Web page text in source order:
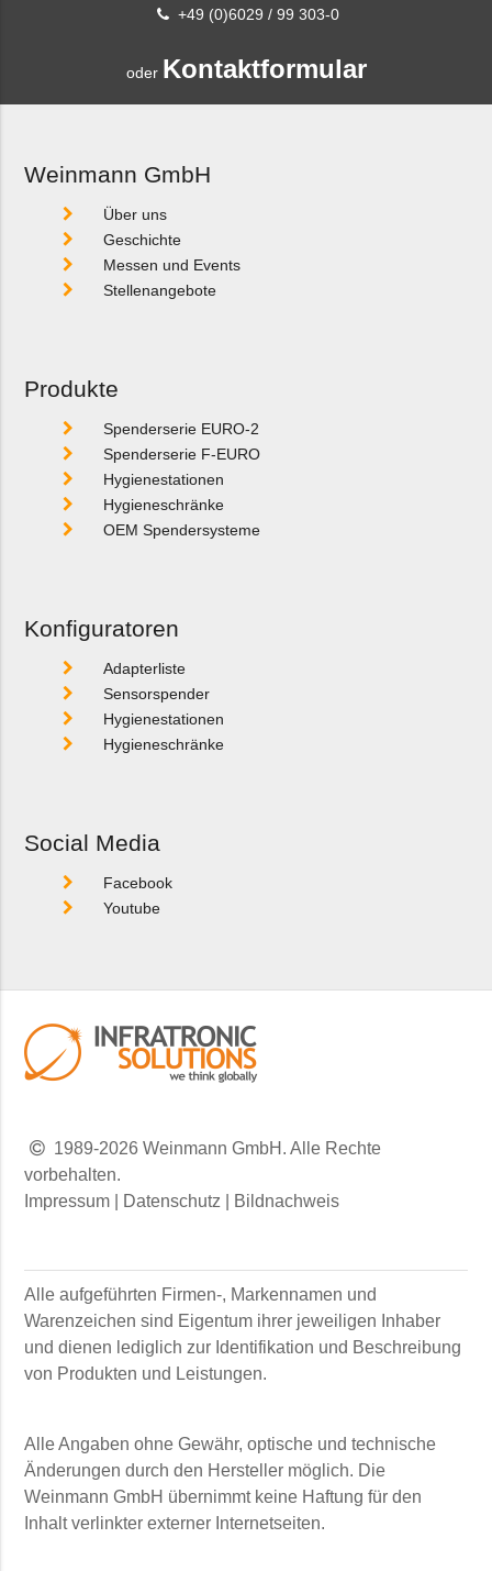
+49 (0)6029 / 99 303-0
oder Kontaktformular
Weinmann GmbH
Über uns
Geschichte
Messen und Events
Stellenangebote
Produkte
Spenderserie EURO-2
Spenderserie F-EURO
Hygienestationen
Hygieneschränke
OEM Spendersysteme
Konfiguratoren
Adapterliste
Sensorspender
Hygienestationen
Hygieneschränke
Social Media
Facebook
Youtube
1989-2026 Weinmann GmbH. Alle Rechte
vorbehalten.
Impressum
Datenschutz Bildnachweis
Alle aufgeführten Firmen-, Markennamen und
Warenzeichen sind Eigentum ihrer jeweiligen Inhaber
und dienen lediglich zur Identifikation und Beschreibung
von Produkten und Leistungen.
Alle Angaben ohne Gewähr, optische und technische
Änderungen durch den Hersteller möglich. Die
Weinmann GmbH übernimmt keine Haftung für den
Inhalt verlinkter externer Internetseiten.